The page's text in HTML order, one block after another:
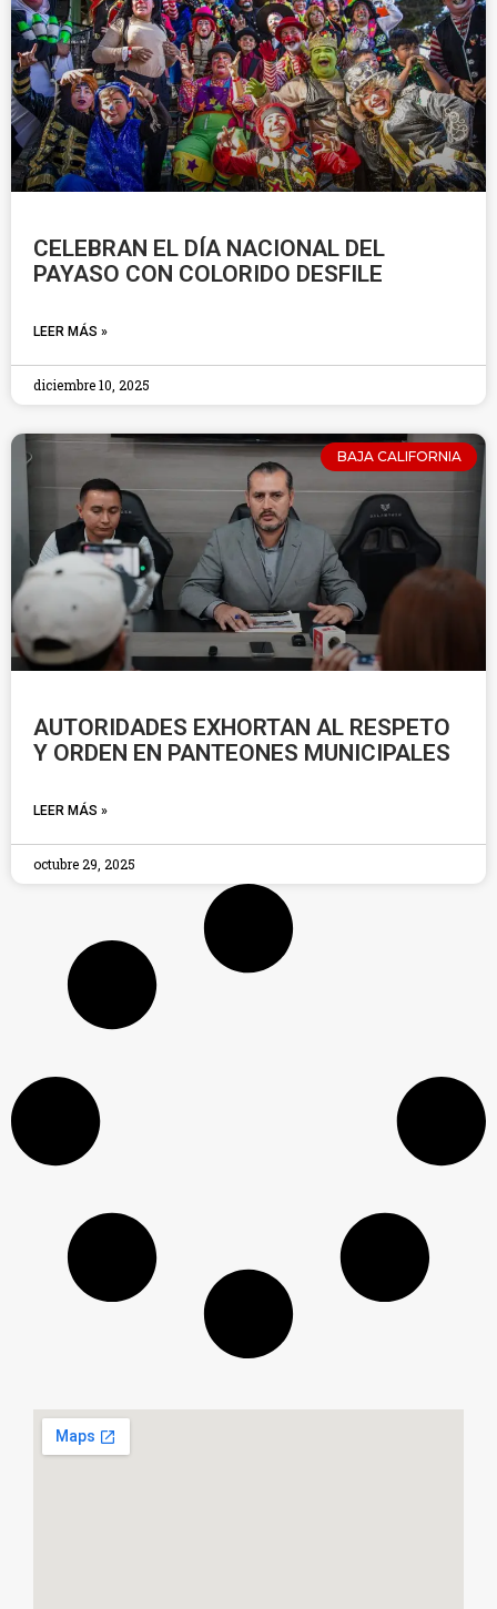
CELEBRAN EL DÍA NACIONAL DEL
PAYASO CON COLORIDO DESFILE
LEER MÁS »
diciembre 10, 2025
BAJA CALIFORNIA
AUTORIDADES EXHORTAN AL RESPETO
Y ORDEN EN PANTEONES MUNICIPALES
LEER MÁS »
octubre 29, 2025